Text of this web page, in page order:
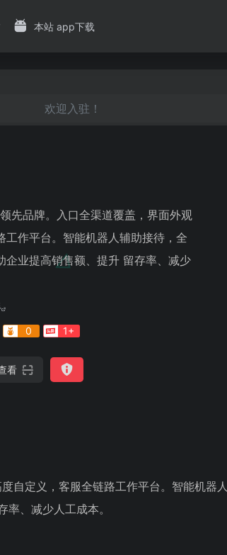
本站 app下载
欢迎入驻！
先品牌。入口全渠道覆盖，界面外观
工作平台。智能机器人辅助接待，全
企业提高销售额、提升 留存率、减少
0 1+
看
自定义，客服全链路工作平台。智能机器人
、减少人工成本。